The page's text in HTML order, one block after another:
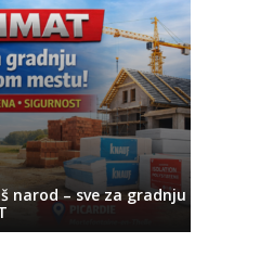
narod – sve za gradnju